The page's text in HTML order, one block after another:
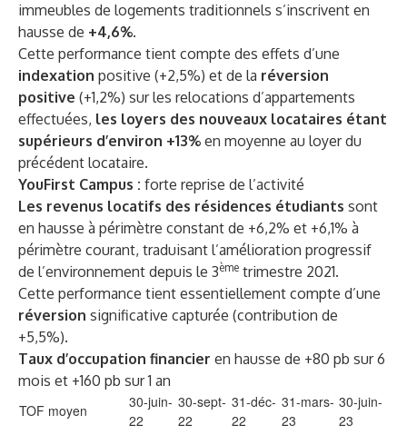
immeubles de logements traditionnels s’inscrivent en
hausse de +4,6%.
Cette performance tient compte des effets d’une
indexation positive (+2,5%) et de la réversion
positive (+1,2%) sur les relocations d’appartements
effectuées, les loyers des nouveaux locataires étant
supérieurs d’environ +13% en moyenne au loyer du
précédent locataire.
YouFirst Campus : forte reprise de l’activité
Les revenus locatifs des résidences étudiants sont
en hausse à périmètre constant de +6,2% et +6,1% à
périmètre courant, traduisant l’amélioration progressif
de l’environnement depuis le 3ème trimestre 2021.
Cette performance tient essentiellement compte d’une
réversion significative capturée (contribution de
+5,5%).
Taux d’occupation financier en hausse de +80 pb sur 6
mois et +160 pb sur 1 an
TOF moyen
30-juin-
22
30-sept-
22
31-déc-
22
31-mars-
23
30-juin-
23